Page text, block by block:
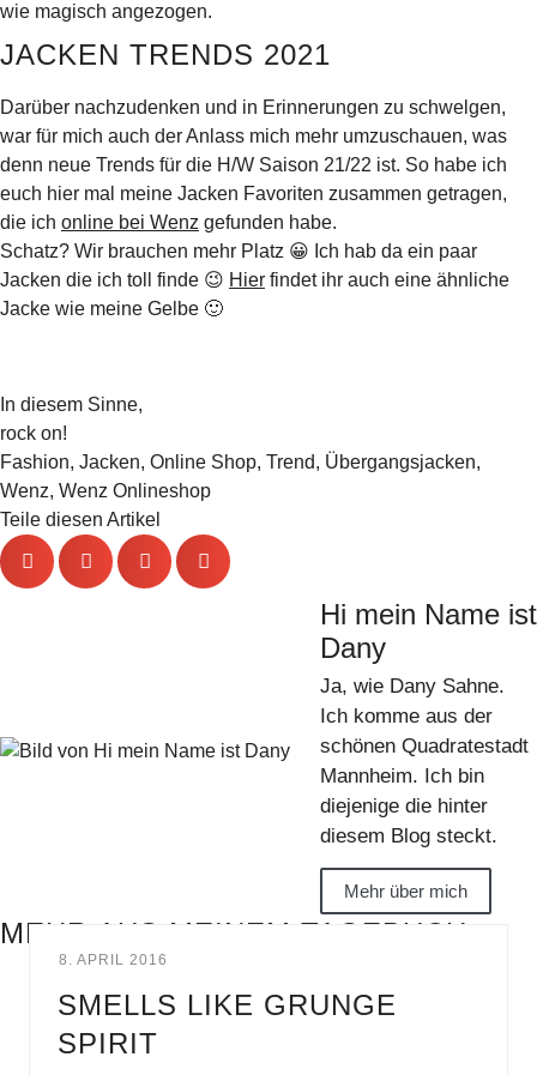
wie magisch angezogen.
JACKEN TRENDS 2021
Darüber nachzudenken und in Erinnerungen zu schwelgen,
war für mich auch der Anlass mich mehr umzuschauen, was
denn neue Trends für die H/W Saison 21/22 ist. So habe ich
euch hier mal meine Jacken Favoriten zusammen getragen,
die ich online bei Wenz gefunden habe.
Schatz? Wir brauchen mehr Platz 😀 Ich hab da ein paar
Jacken die ich toll finde 😉 Hier findet ihr auch eine ähnliche
Jacke wie meine Gelbe 🙂
In diesem Sinne,
rock on!
Fashion, Jacken, Online Shop, Trend, Übergangsjacken,
Wenz, Wenz Onlineshop
Teile diesen Artikel
Hi mein Name ist
Dany
Ja, wie Dany Sahne.
Ich komme aus der
schönen Quadratestadt
Mannheim. Ich bin
diejenige die hinter
diesem Blog steckt.
Mehr über mich
MEHR AUS MEINEM TAGEBUCH
8. APRIL 2016
SMELLS LIKE GRUNGE
SPIRIT